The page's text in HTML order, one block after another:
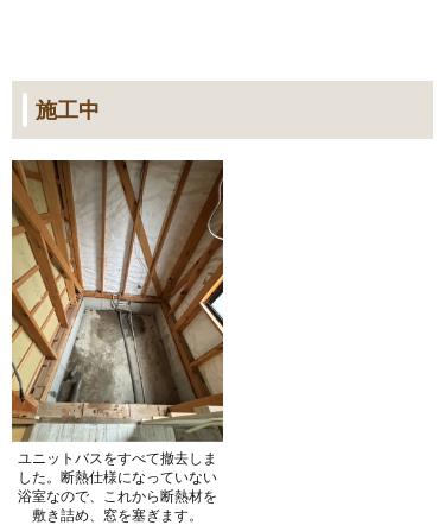
施工中
ユニットバスをすべて撤去しま
した。断熱仕様になっていない
浴室なので、これから断熱材を
敷き詰め、窓を塞ぎます。